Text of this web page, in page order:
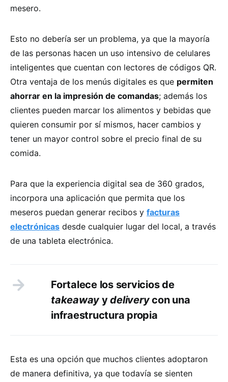
mesero.
Esto no debería ser un problema, ya que la mayoría
de las personas hacen un uso intensivo de celulares
inteligentes que cuentan con lectores de códigos QR.
Otra ventaja de los menús digitales es que permiten
ahorrar en la impresión de comandas; además los
clientes pueden marcar los alimentos y bebidas que
quieren consumir por sí mismos, hacer cambios y
tener un mayor control sobre el precio final de su
comida.
Para que la experiencia digital sea de 360 grados,
incorpora una aplicación que permita que los
meseros puedan generar recibos y facturas
electrónicas desde cualquier lugar del local, a través
de una tableta electrónica.
Fortalece los servicios de
takeaway ydeliverycon una
infraestructura propia
Esta es una opción que muchos clientes adoptaron
de manera definitiva, ya que todavía se sienten